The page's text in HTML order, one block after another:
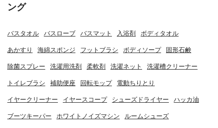
ング
バスタオル バスローブ バスマット 入浴剤 ボディタオル
あかすり 海綿スポンジ フットブラシ ボディソープ 固形石鹸
除菌スプレー 洗濯用洗剤 柔軟剤 洗濯ネット 洗濯槽クリーナー
トイレブラシ 補助便座 回転モップ 電動ちりとり
イヤークリーナー イヤースコープ シューズドライヤー ハッカ油
ブーツキーパー ホワイトノイズマシン ルームシューズ